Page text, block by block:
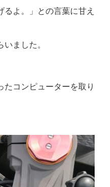
るよ。」との言葉に甘え
ました。
たコンピューターを取り